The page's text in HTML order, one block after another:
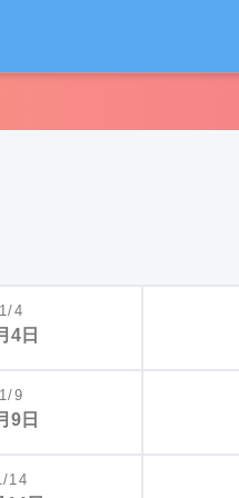
1/4
4日
1/9
9日
14